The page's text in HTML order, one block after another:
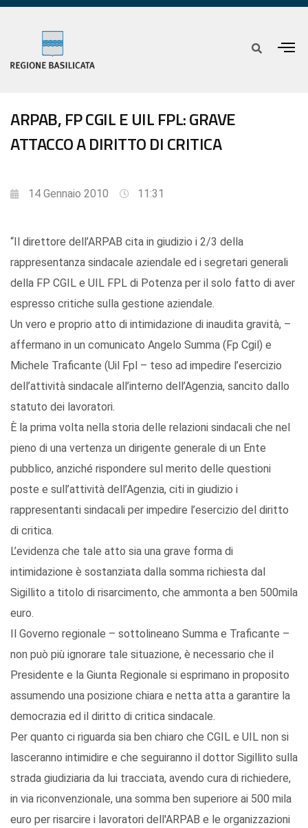
ARPAB, FP CGIL E UIL FPL: GRAVE
ATTACCO A DIRITTO DI CRITICA
14 Gennaio 2010 11:31
“Il direttore dell’ARPAB cita in giudizio i 2/3 della
rappresentanza sindacale aziendale ed i segretari generali
della FP CGIL e UIL FPL di Potenza per il solo fatto di aver
espresso critiche sulla gestione aziendale.
Un vero e proprio atto di intimidazione di inaudita gravità, –
affermano in un comunicato Angelo Summa (Fp Cgil) e
Michele Traficante (Uil Fpl – teso ad impedire l’esercizio
dell’attività sindacale all’interno dell’Agenzia, sancito dallo
statuto dei lavoratori.
È la prima volta nella storia delle relazioni sindacali che nel
pieno di una vertenza un dirigente generale di un Ente
pubblico, anziché rispondere sul merito delle questioni
poste e sull’attività dell’Agenzia, citi in giudizio i
rappresentanti sindacali per impedire l’esercizio del diritto
di critica.
L’evidenza che tale atto sia una grave forma di
intimidazione è sostanziata dalla somma richiesta dal
Sigillito a titolo di risarcimento, che ammonta a ben 500mila
euro.
Il Governo regionale – sottolineano Summa e Traficante –
non può più ignorare tale situazione, è necessario che il
Presidente e la Giunta Regionale si esprimano in proposito
assumendo una posizione chiara e netta atta a garantire la
democrazia ed il diritto di critica sindacale.
Per quanto ci riguarda sia ben chiaro che CGIL e UIL non si
lasceranno intimidire e che seguiranno il dottor Sigillito sulla
strada giudiziaria da lui tracciata, avendo cura di richiedere,
in via riconvenzionale, una somma ben superiore ai 500 mila
euro per risarcire i lavoratori dell'ARPAB e le organizzazioni